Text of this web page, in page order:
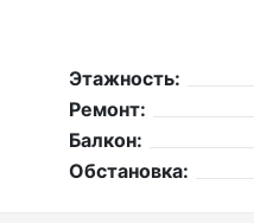
Этажность:
Ремонт:
Балкон:
Обстановка: